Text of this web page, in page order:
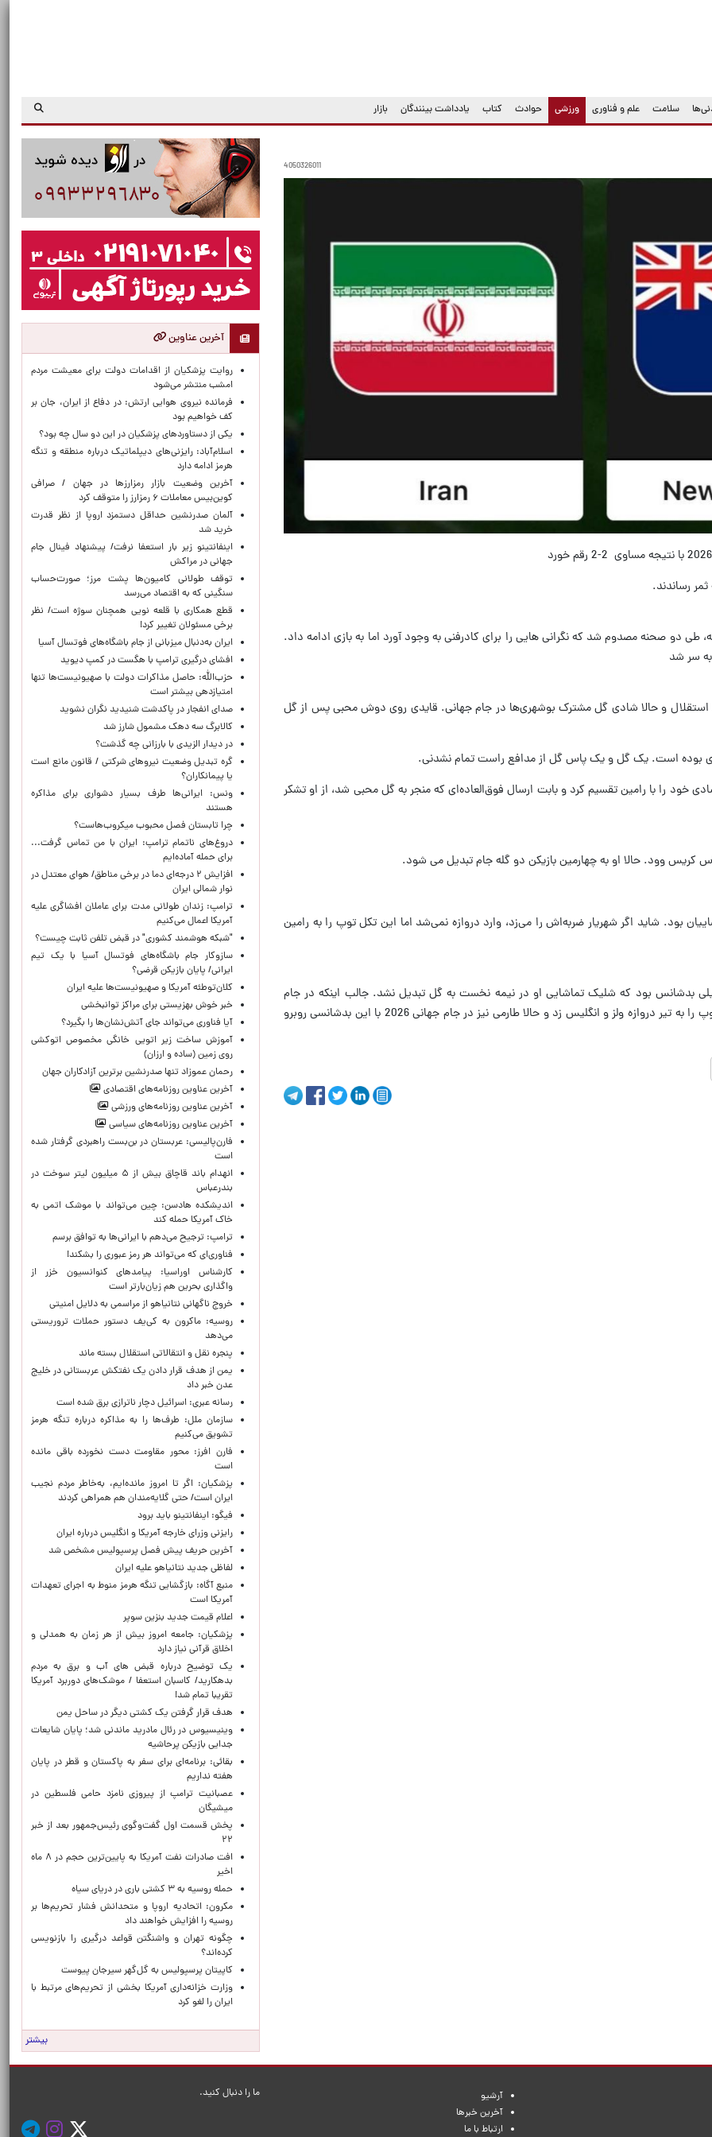
سلامت علم و فناوری ورزشی
(current) حوادث کتاب یادداشت بینندگان بازار
4050326011
رساندند.
مسابقه، طی دو صحنه مصدوم شد که نگرانی هایی را برای کادرفنی به وجود آورد اما به بازی ادامه داد.
سر شد
تا استقلال و حالا شادی گل مشترک بوشهری‌ها در جام جهانی. قایدی روی دوش محبی پس از گل
شادی خود را با رامین تقسیم کرد و بابت ارسال فوق‌العاده‌ای که منجر به گل محبی شد، از او تشکر
بود. شاید اگر شهریار ضربه‌اش را می‌زد، وارد دروازه نمی‌شد اما این تکل توپ را به رامین
05:47مهدی طارمی خیلی بدشانس بود که شلیک تماشایی او در نیمه نخست به گل تبدیل نشد. جالب اینکه در جام
جهانی 2022 این سردار آزمون بود که دوبار توپ را به تیر دروازه ولز و انگلیس زد و حالا طارمی نیز در جام جهانی 2026 با این بدشانسی روبرو
آخرین عناوین
روایت پزشکیان از اقدامات دولت برای معیشت مردم
امشب منتشر می‌شود
فرمانده نیروی هوایی ارتش: در دفاع از ایران، جان بر
کف خواهیم بود
یکی از دستاوردهای پزشکیان در این دو سال چه بود؟
اسلام‌آباد: رایزنی‌های دیپلماتیک درباره منطقه و تنگه
هرمز ادامه دارد
آخرین وضعیت بازار رمزارزها در جهان / صرافی
کوین‌بیس معاملات ۶ رمزارز را متوقف کرد
آلمان صدرنشین حداقل دستمزد اروپا از نظر قدرت
خرید شد
اینفانتینو زیر بار استعفا نرفت/ پیشنهاد فینال جام
جهانی در مراکش
توقف طولانی کامیون‌ها پشت مرز؛ صورت‌حساب
سنگینی که به اقتصاد می‌رسد
قطع همکاری با قلعه نویی همچنان سوژه است/ نظر
برخی مسئولان تغییر کرد!
ایران به‌دنبال میزبانی از جام باشگاه‌های فوتسال آسیا
افشای درگیری ترامپ با هگست در کمپ دیوید
حزب‌الله: حاصل مذاکرات دولت با صهیونیست‌ها تنها
امتیازدهی‌ بیشتر است
صدای انفجار در پاکدشت شنیدید نگران نشوید
کالابرگ سه دهک مشمول شارز شد
در دیدار الزیدی با بارزانی چه گذشت؟
گره تبدیل وضعیت نیروهای شرکتی / قانون مانع است
یا پیمانکاران؟
ونس: ایرانی‌ها طرف بسیار دشواری برای مذاکره
هستند
چرا تابستان فصل محبوب میکروب‌هاست؟
دروغ‌های ناتمام ترامپ: ایران با من تماس گرفت...
برای حمله آماده‌ایم
افزایش ۲ درجه‌ای دما در برخی مناطق/ هوای معتدل در
نوار شمالی ایران
ترامپ: زندان طولانی مدت برای عاملان افشاگری‌ علیه
آمریکا اعمال می‌کنیم
"شبکه هوشمند کشوری" در قبض تلفن ثابت چیست؟
سازوکار جام باشگاه‌های فوتسال آسیا با یک تیم
ایرانی/ پایان بازیکن قرضی؟
کلان‌توطئه آمریکا و صهیونیست‌ها علیه ایران
خبر خوش بهزیستی برای مراکز توانبخشی
آیا فناوری می‌تواند جای آتش‌نشان‌ها را بگیرد؟
آموزش ساخت زیر اتویی خانگی مخصوص اتوکشی
روی زمین (ساده و ارزان)
رحمان عموزاد تنها صدرنشین برترین آزادکاران جهان
آخرین عناوین روزنامه‌های اقتصادی
آخرین عناوین روزنامه‌های ورزشی
آخرین عناوین روزنامه‌های سیاسی
فارن‌پالیسی: عربستان در بن‌بست راهبردی گرفتار شده
است
انهدام باند قاچاق بیش از ۵ میلیون لیتر سوخت در
بندرعباس
اندیشکده هادسن: چین می‌تواند با موشک اتمی به
خاک آمریکا حمله کند
ترامپ: ترجیح می‌دهم با ایرانی‌‌ها به توافق برسم
فناوری‌ای که می‌تواند هر رمز عبوری را بشکند!
کارشناس اوراسیا: پیامدهای کنوانسیون خزر از
واگذاری بحرین هم زیان‌بارتر است
خروج ناگهانی نتانیاهو از مراسمی به دلایل امنیتی
روسیه: ماکرون به کی‌یف دستور حملات تروریستی
می‌دهد
پنجره‌ نقل و انتقالاتی استقلال بسته ماند
یمن از هدف قرار دادن یک نفتکش عربستانی در خلیج
عدن خبر داد
رسانه عبری: اسرائیل دچار ناترازی برق شده است
سازمان ملل: طرف‌ها را به مذاکره درباره تنگه هرمز
تشویق می‌کنیم
فارن افرز: محور مقاومت دست نخورده باقی مانده
است
پزشکیان: اگر تا امروز مانده‌ایم، به‌خاطر مردم نجیب
ایران است/ حتی گلایه‌مندان هم همراهی کردند
فیگو: اینفانتینو باید برود
رایزنی وزرای خارجه آمریکا و انگلیس درباره ایران
آخرین حریف پیش فصل پرسپولیس مشخص شد
لفاظی جدید نتانیاهو علیه ایران
منبع آگاه: بازگشایی تنگه هرمز منوط به اجرای تعهدات
آمریکا است
اعلام قیمت جدید بنزین سوپر
پزشکیان: جامعه امروز بیش از هر زمان به همدلی و
اخلاق قرآنی نیاز دارد
یک توضیح درباره قبض های آب و برق به مردم
بدهکارید/ کاسبان استعفا / موشک‌های دوربرد آمریکا
تقریبا تمام شد!
هدف قرار گرفتن یک کشتی دیگر در ساحل یمن
وینیسیوس در رئال مادرید ماندنی شد؛ پایان شایعات
جدایی بازیکن پرحاشیه
بقائی: برنامه‌ای برای سفر به پاکستان و قطر در پایان
هفته نداریم
عصبانیت ترامپ از پیروزی نامزد حامی فلسطین در
میشیگان
پخش قسمت اول گفت‌وگوی رئیس‌جمهور بعد از خبر
۲۲
افت صادرات نفت آمریکا به پایین‌ترین حجم در ۸ ماه
اخیر
حمله روسیه به ۳ کشتی باری در دریای سیاه
مکرون: اتحادیه اروپا و متحدانش فشار تحریم‌ها بر
روسیه را افزایش خواهند داد
چگونه تهران و واشنگتن قواعد درگیری را بازنویسی
کرده‌اند؟
کاپیتان پرسپولیس به گل‌گهر سیرجان پیوست
وزارت خزانه‌داری آمریکا بخشی از تحریم‌های مرتبط با
ایران را لغو کرد
بیشتر
آرشیو
آخرین خبرها
ارتباط با ما
ما را دنبال کنید.